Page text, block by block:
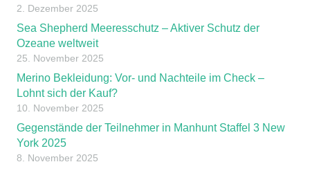
2. Dezember 2025
Sea Shepherd Meeresschutz – Aktiver Schutz der
Ozeane weltweit
25. November 2025
Merino Bekleidung: Vor- und Nachteile im Check –
Lohnt sich der Kauf?
10. November 2025
Gegenstände der Teilnehmer in Manhunt Staffel 3 New
York 2025
8. November 2025